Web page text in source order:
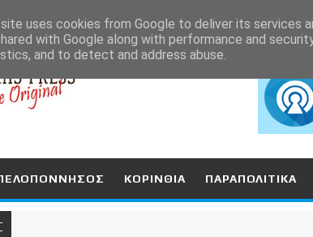
ΚΟΡΙΝΘΙΑ ΠΑΡΑΠΟΛΙΤΙΚΑ
uses cookies from Google to deliver its services
with Google along with performance and
and to detect and address abuse.